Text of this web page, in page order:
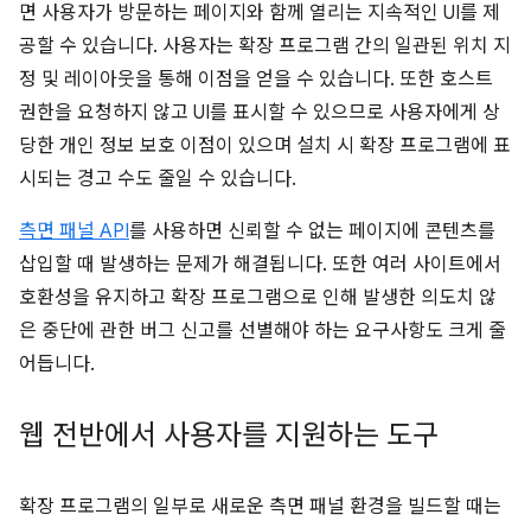
면 사용자가 방문하는 페이지와 함께 열리는 지속적인 UI를 제
공할 수 있습니다. 사용자는 확장 프로그램 간의 일관된 위치 지
정 및 레이아웃을 통해 이점을 얻을 수 있습니다. 또한 호스트
권한을 요청하지 않고 UI를 표시할 수 있으므로 사용자에게 상
당한 개인 정보 보호 이점이 있으며 설치 시 확장 프로그램에 표
시되는 경고 수도 줄일 수 있습니다.
측면 패널 API를 사용하면 신뢰할 수 없는 페이지에 콘텐츠를
삽입할 때 발생하는 문제가 해결됩니다. 또한 여러 사이트에서
호환성을 유지하고 확장 프로그램으로 인해 발생한 의도치 않
은 중단에 관한 버그 신고를 선별해야 하는 요구사항도 크게 줄
어듭니다.
웹 전반에서 사용자를 지원하는 도구
확장 프로그램의 일부로 새로운 측면 패널 환경을 빌드할 때는